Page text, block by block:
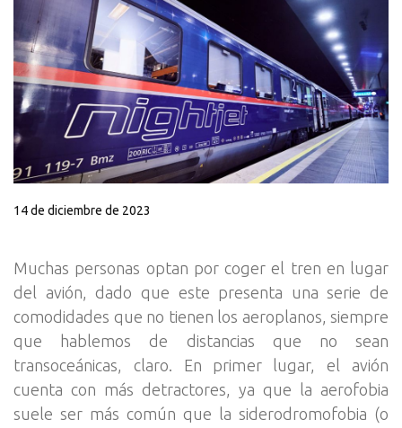
14 de diciembre de 2023
Muchas personas optan por coger el tren en lugar
del avión, dado que este presenta una serie de
comodidades que no tienen los aeroplanos, siempre
que hablemos de distancias que no sean
transoceánicas, claro. En primer lugar, el avión
cuenta con más detractores, ya que la aerofobia
suele ser más común que la siderodromofobia (o